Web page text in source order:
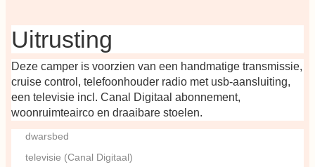
Uitrusting
Deze camper is voorzien van een handmatige transmissie,
cruise control, telefoonhouder radio met usb-aansluiting,
een televisie incl. Canal Digitaal abonnement,
woonruimteairco en draaibare stoelen.
dwarsbed
televisie (Canal Digitaal)